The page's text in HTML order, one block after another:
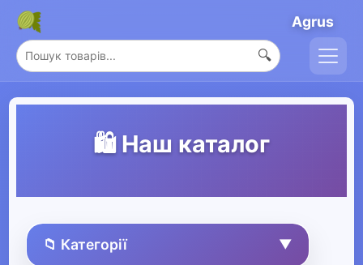
Agrus
🔍
🛍️ Наш каталог
📁 Категорії ▼